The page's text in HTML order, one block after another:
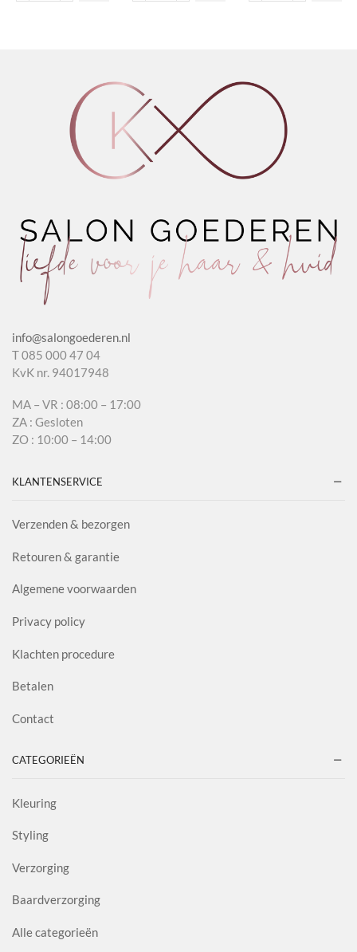
info@salongoederen.nl
T 085 000 47 04
KvK nr. 94017948
MA – VR : 08:00 – 17:00
ZA : Gesloten
ZO : 10:00 – 14:00
KLANTENSERVICE
Verzenden & bezorgen
Retouren & garantie
Algemene voorwaarden
Privacy policy
Klachten procedure
Betalen
Contact
CATEGORIEËN
Kleuring
Styling
Verzorging
Baardverzorging
Alle categorieën